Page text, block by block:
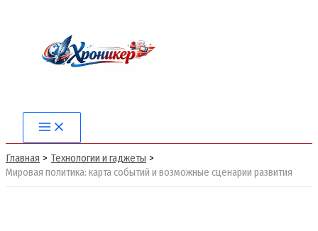
содержимому
Main
Menu
Главная
Технологии и гаджеты
Мировая политика: карта событий и возможные сценарии развития